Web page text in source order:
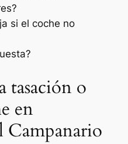
si el coche no
tasación o
en
Campanario